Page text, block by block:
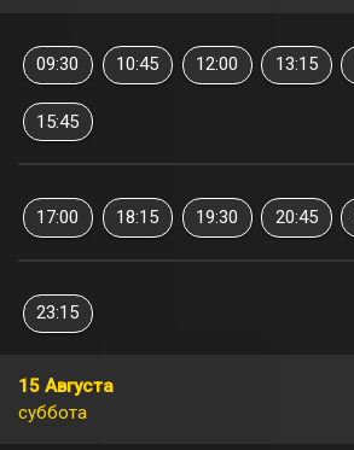
09:30 10:45 12:00 13:15
15:45
17:00 18:15 19:30 20:45
23:15
15 Августа
суббота